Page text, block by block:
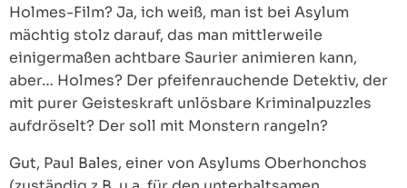
Holmes-Film? Ja, ich weiß, man ist bei Asylum
mächtig stolz darauf, das man mittlerweile
einigermaßen achtbare Saurier animieren kann,
aber… Holmes? Der pfeifenrauchende Detektiv, der
mit purer Geisteskraft unlösbare Kriminalpuzzles
aufdröselt? Der soll mit Monstern rangeln?
Gut, Paul Bales, einer von Asylums Oberhonchos